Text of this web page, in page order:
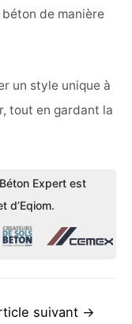
de manière
un style unique à
tout en gardant la
Expert est
d’Eqiom.
suivant →